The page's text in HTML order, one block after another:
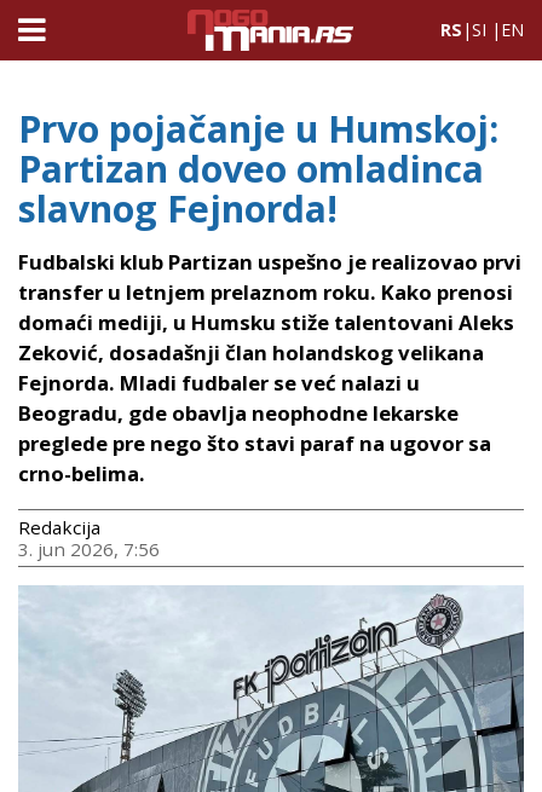
RS |SI | EN
Prvo pojačanje u Humskoj:
Partizan doveo omladinca
slavnog Fejnorda!
Fudbalski klub Partizan uspešno je realizovao prvi
transfer u letnjem prelaznom roku. Kako prenosi
domaći mediji, u Humsku stiže talentovani Aleks
Zeković, dosadašnji član holandskog velikana
Fejnorda. Mladi fudbaler se već nalazi u
Beogradu, gde obavlja neophodne lekarske
preglede pre nego što stavi paraf na ugovor sa
crno-belima.
Redakcija
3. jun 2026, 7:56